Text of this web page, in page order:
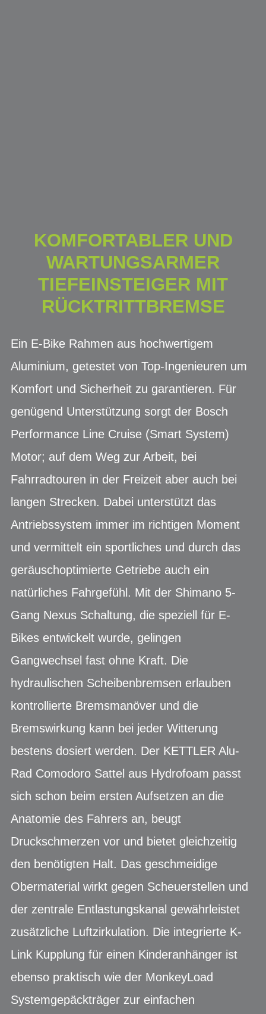
KOMFORTABLER UND
WARTUNGSARMER
TIEFEINSTEIGER MIT
RÜCKTRITTBREMSE
Ein E-Bike Rahmen aus hochwertigem
Aluminium, getestet von Top-Ingenieuren um
Komfort und Sicherheit zu garantieren. Für
genügend Unterstützung sorgt der Bosch
Performance Line Cruise (Smart System)
Motor; auf dem Weg zur Arbeit, bei
Fahrradtouren in der Freizeit aber auch bei
langen Strecken. Dabei unterstützt das
Antriebssystem immer im richtigen Moment
und vermittelt ein sportliches und durch das
geräuschoptimierte Getriebe auch ein
natürliches Fahrgefühl. Mit der Shimano 5-
Gang Nexus Schaltung, die speziell für E-
Bikes entwickelt wurde, gelingen
Gangwechsel fast ohne Kraft. Die
hydraulischen Scheibenbremsen erlauben
kontrollierte Bremsmanöver und die
Bremswirkung kann bei jeder Witterung
bestens dosiert werden. Der KETTLER Alu-
Rad Comodoro Sattel aus Hydrofoam passt
sich schon beim ersten Aufsetzen an die
Anatomie des Fahrers an, beugt
Druckschmerzen vor und bietet gleichzeitig
den benötigten Halt. Das geschmeidige
Obermaterial wirkt gegen Scheuerstellen und
der zentrale Entlastungskanal gewährleistet
zusätzliche Luftzirkulation. Die integrierte K-
Link Kupplung für einen Kinderanhänger ist
ebenso praktisch wie der MonkeyLoad
Systemgepäckträger zur einfachen